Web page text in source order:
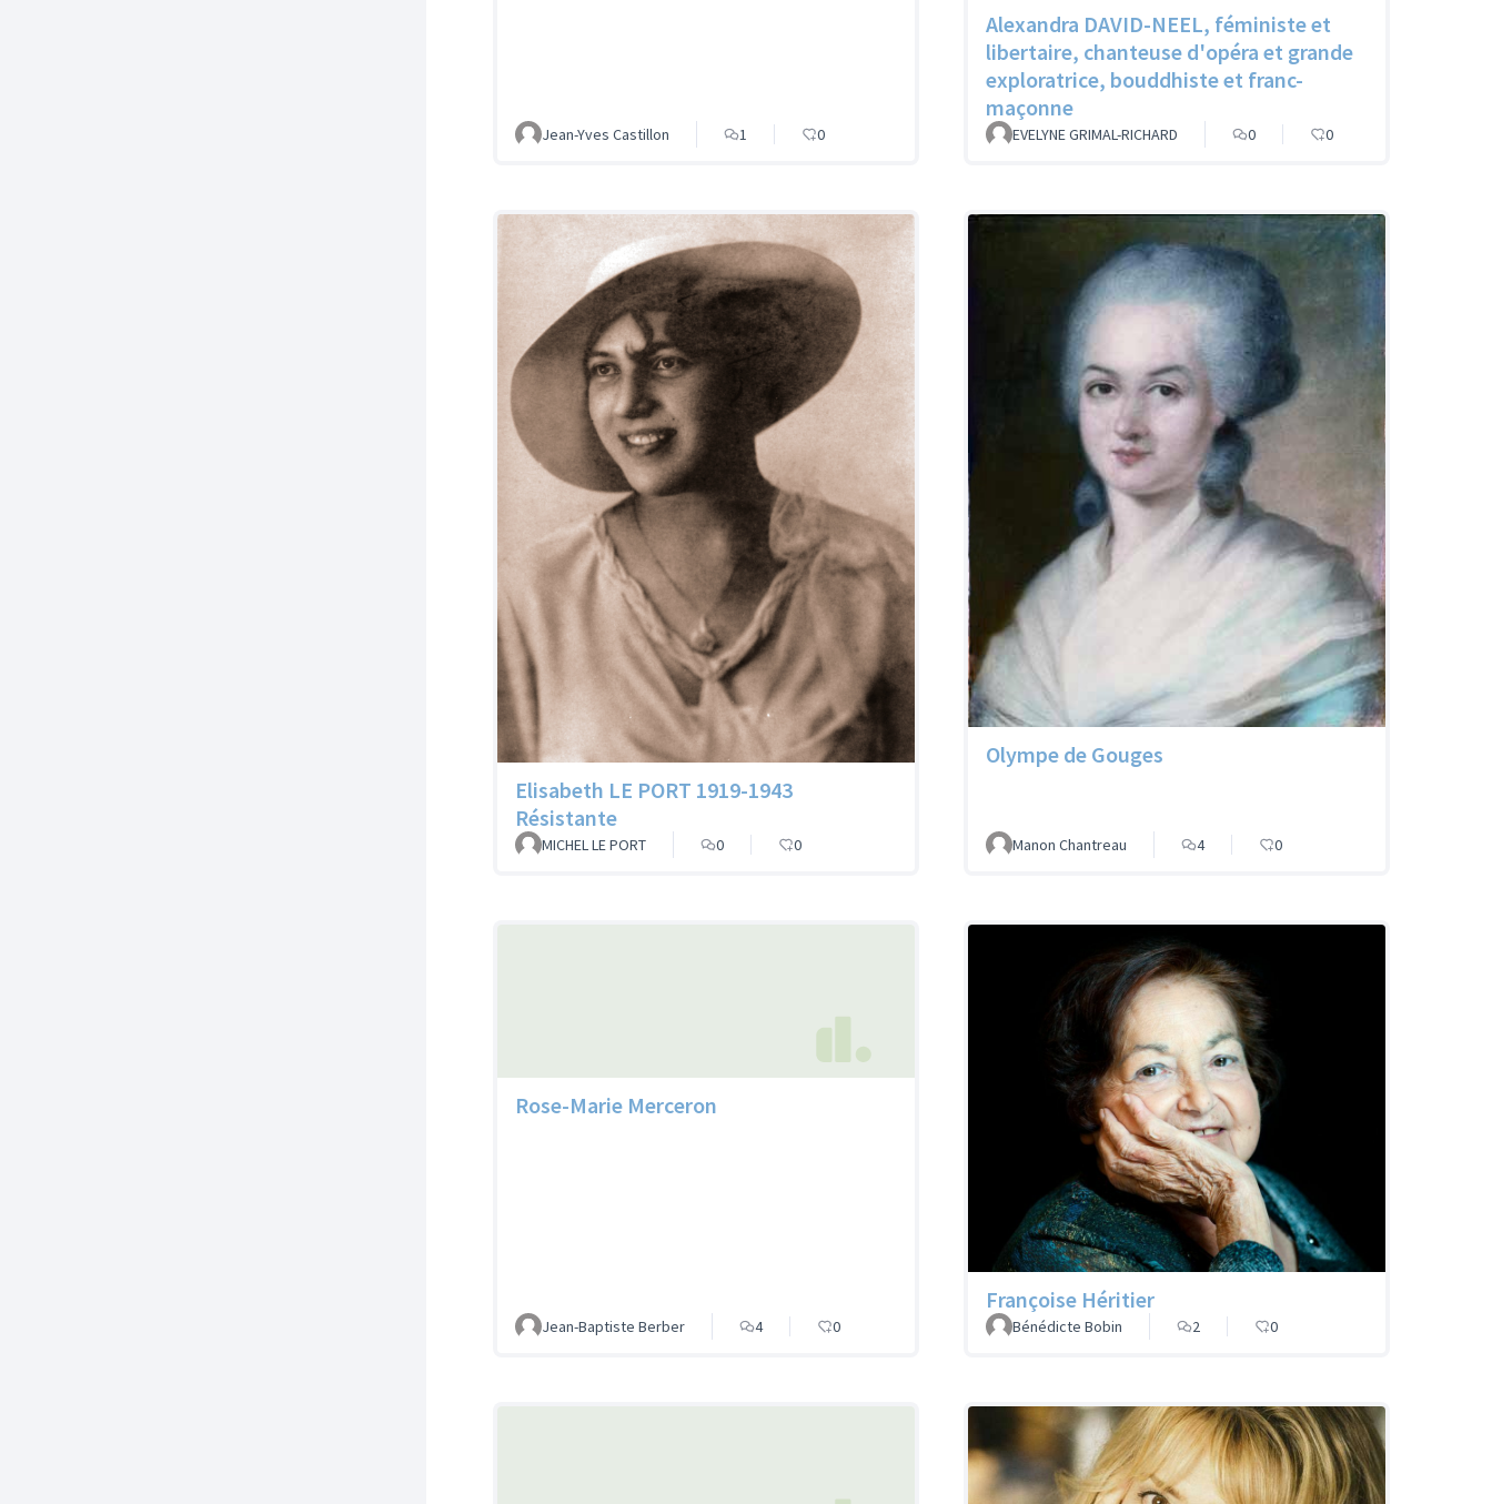
Jean-Yves Castillon 1 0
Alexandra DAVID-NEEL, féministe et
libertaire, chanteuse d'opéra et grande
exploratrice, bouddhiste et franc-
maçonne
EVELYNE GRIMAL-RICHARD 0 0
Elisabeth LE PORT 1919-1943
Résistante
MICHEL LE PORT 0 0
Olympe de Gouges
Manon Chantreau 4 0
Rose-Marie Merceron
Jean-Baptiste Berber 4 0
Françoise Héritier
Bénédicte Bobin 2 0